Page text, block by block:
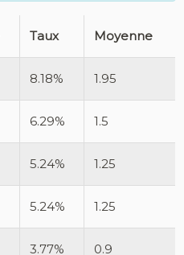
Taux Moyenne
8.18% 1.95
6.29% 1.5
5.24% 1.25
5.24% 1.25
3.77% 0.9